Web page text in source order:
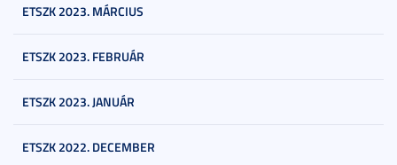
ETSZK 2023. MÁRCIUS
ETSZK 2023. FEBRUÁR
ETSZK 2023. JANUÁR
ETSZK 2022. DECEMBER